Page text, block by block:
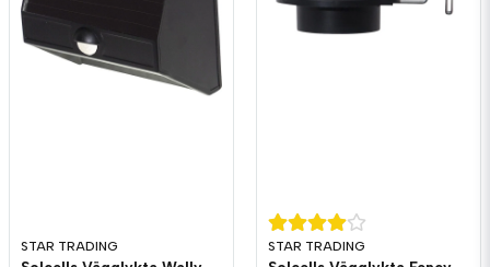
STAR TRADING STAR TRADING